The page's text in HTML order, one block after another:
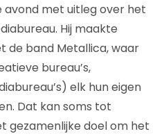
met uitleg over het
Hij maakte
de band Metallica, waar
bureau’s,
elk hun eigen
Dat kan soms tot
gezamenlijke doel om het